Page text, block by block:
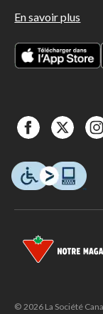
En savoir plus
© 2026 La Société